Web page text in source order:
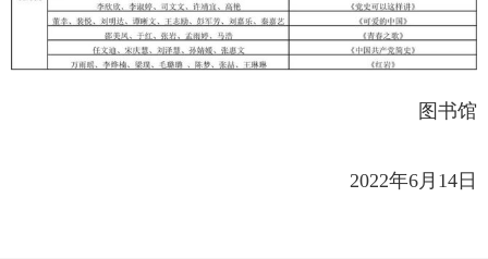
图书馆
2022年6月14日